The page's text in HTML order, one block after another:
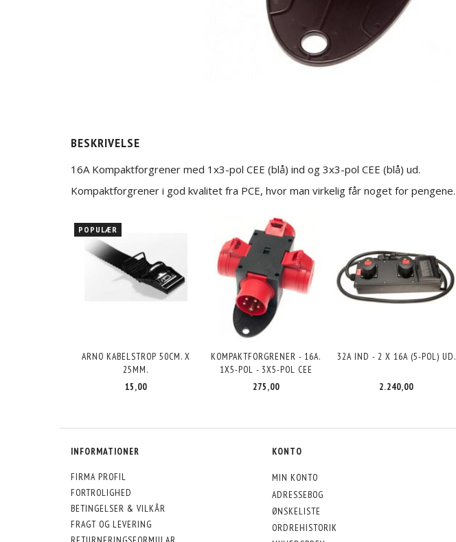
BESKRIVELSE
16A Kompaktforgrener med 1x3-pol CEE (blå) ind og 3x3-pol CEE (blå) ud.
Kompaktforgrener i god kvalitet fra PCE, hvor man virkelig får noget for pengene.
POPULÆR
ARNO KABELSTROP 50CM. X
25MM.
15,00
KOMPAKTFORGRENER - 16A.
1X5-POL - 3X5-POL CEE
275,00
32A IND - 2 X 16A (5-POL) UD.
2.240,00
INFORMATIONER
FIRMA PROFIL
FORTROLIGHED
BETINGELSER & VILKÅR
FRAGT OG LEVERING
KONTO
MIN KONTO
ADRESSEBOG
ØNSKELISTE
ORDREHISTORIK